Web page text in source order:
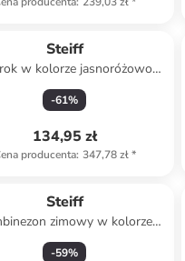
Steiff
w kolorze jasnoróżowo-
kremowym
-61%
134,95 zł
producenta: 347,78 zł*
Steiff
zimowy w kolorze
błękitnym
-59%